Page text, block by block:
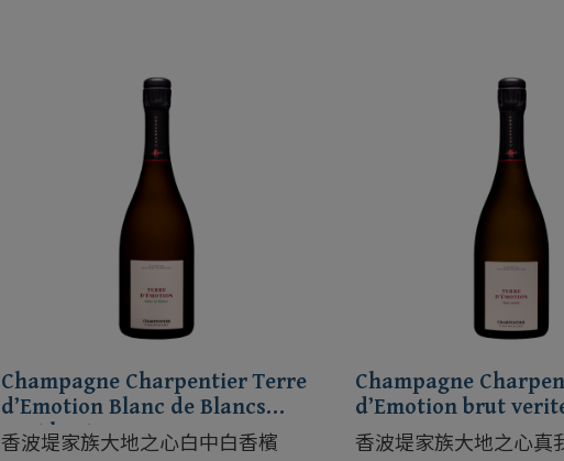
Champagne Charpentier Terre
d’Emotion Blanc de Blancs
Brut brut
香波堤家族大地之心白中白香檳
Champagne
d’Emotion brut
香波堤家族大地之心真